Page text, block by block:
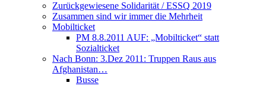
Zurückgewiesene Solidarität / ESSQ 2019
Zusammen sind wir immer die Mehrheit
Mobilticket
PM 8.8.2011 AUF: „Mobilticket“ statt
Sozialticket
Nach Bonn: 3.Dez 2011: Truppen Raus aus
Afghanistan…
Busse